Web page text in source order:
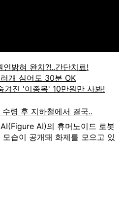
AI)의 휴머노이드 로봇
습이 공개돼 화제를 모으고 있